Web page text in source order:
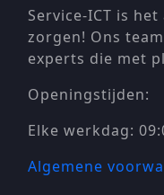
Service-ICT is
zorgen! Ons
experts die met
Openingstijden:
Elke werkdag:
Algemene